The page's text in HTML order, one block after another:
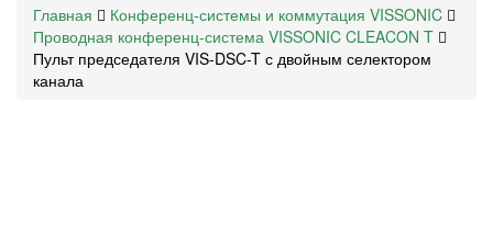
Главная
Конференц-системы и коммутация VISSONIC
Проводная конференц-система VISSONIC CLEACON T
Пульт председателя VIS-DSC-T с двойным селектором
канала